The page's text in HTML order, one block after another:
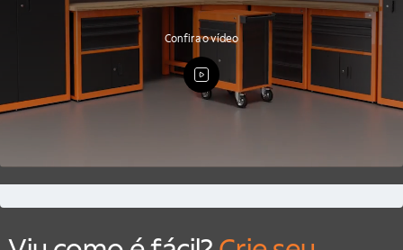
Confira o vídeo